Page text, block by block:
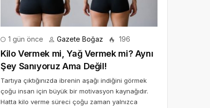
1 gün önce Gazete Boğaz 196
Kilo Vermek mi, Yağ Vermek mi? Aynı
Şey Sanıyoruz Ama Değil!
Tartıya çıktığınızda ibrenin aşağı indiğini görmek
çoğu insan için büyük bir motivasyon kaynağıdır.
Hatta kilo verme süreci çoğu zaman yalnızca